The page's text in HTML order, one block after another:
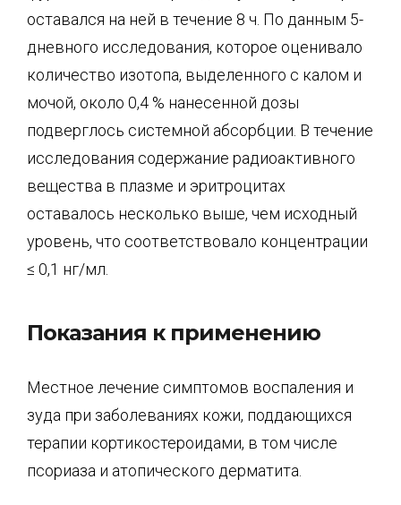
оставался на ней в течение 8 ч. По данным 5-
дневного исследования, которое оценивало
количество изотопа, выделенного с калом и
мочой, около 0,4 % нанесенной дозы
подверглось системной абсорбции. В течение
исследования содержание радиоактивного
вещества в плазме и эритроцитах
оставалось несколько выше, чем исходный
уровень, что соответствовало концентрации
≤ 0,1 нг/мл.
Показания к применению
Местное лечение симптомов воспаления и
зуда при заболеваниях кожи, поддающихся
терапии кортикостероидами, в том числе
псориаза и атопического дерматита.